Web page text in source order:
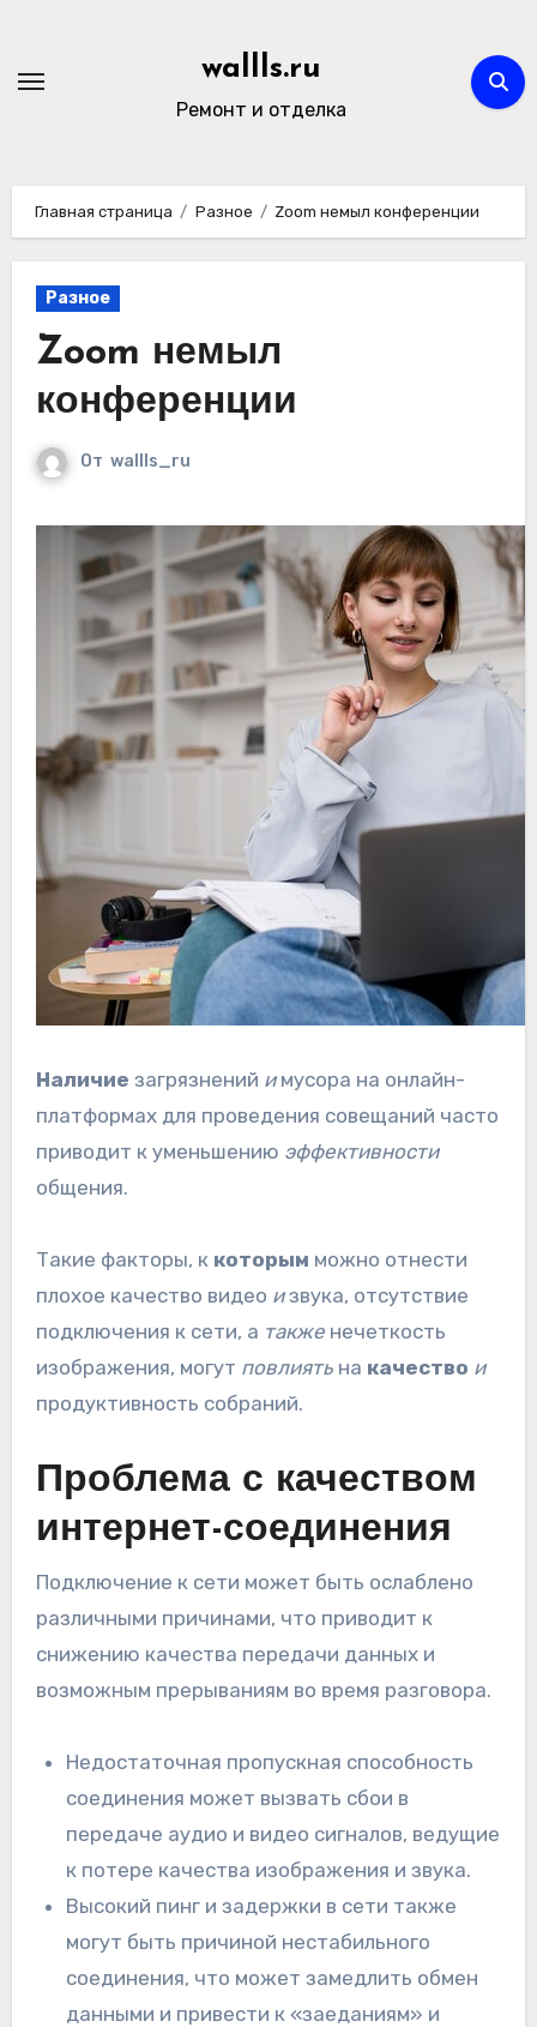
содержимому
wallls.ru
Ремонт и отделка
Главная страница Разное Zoom немыл конференции
Разное
Zoom немыл
конференции
От wallls_ru
Наличие загрязнений имусора на онлайн-
платформах для проведения совещаний часто
приводит к уменьшению эффективности
общения.
Такие факторы, к которым можно отнести
плохое качество видео извука, отсутствие
подключения к сети, а такженечеткость
изображения, могут повлиятьна качество и
продуктивность собраний.
Проблема с качеством
интернет-соединения
Подключение к сети может быть ослаблено
различными причинами, что приводит к
снижению качества передачи данных и
возможным прерываниям во время разговора.
Недостаточная пропускная способность
соединения может вызвать сбои в
передаче аудио и видео сигналов, ведущие
к потере качества изображения и звука.
Высокий пинг и задержки в сети также
могут быть причиной нестабильного
соединения, что может замедлить обмен
данными и привести к «заеданиям» и